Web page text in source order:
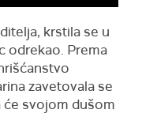
krstila se u
odrekao. Prema
zavetovala se
će svojom dušom